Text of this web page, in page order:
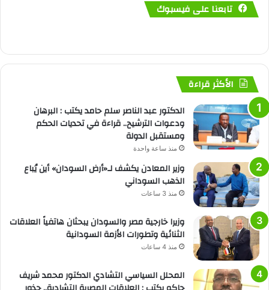
تابعنا على فيسبوك
الأكثر قراءة
الدكتور عبد الناصر سلم حامد يكتب : البرهان
ودعوات الترشيح.. قراءة في تحديات الحكم
ومستقبل الدولة
منذ ساعة واحدة
وزير المعادن يكشف لـ«أرض السودان» أين يُباع
الذهب السوداني
منذ 3 ساعات
وزيرا خارجية مصر والسودان يبحثان هاتفياً العلاقات
الثنائية وتطورات الأزمة السودانية
منذ 4 ساعات
المحلل السياسي التشادي الدكتور محمد شريف